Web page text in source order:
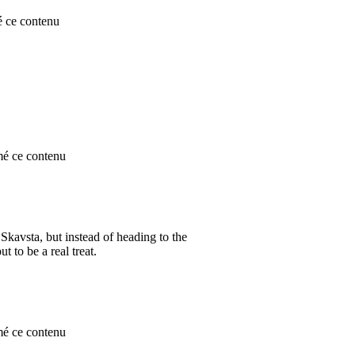
ce contenu
ce contenu
but instead of heading to the
to be a real treat.
ce contenu